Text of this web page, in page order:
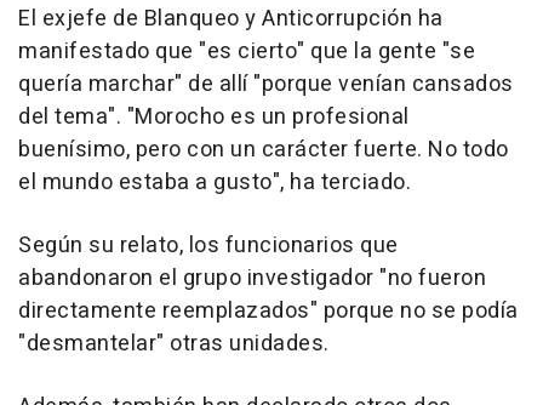
El exjefe de Blanqueo y Anticorrupción ha
manifestado que "es cierto" que la gente "se
quería marchar" de allí "porque venían cansados
del tema". "Morocho es un profesional
buenísimo, pero con un carácter fuerte. No todo
el mundo estaba a gusto", ha terciado.
Según su relato, los funcionarios que
abandonaron el grupo investigador "no fueron
directamente reemplazados" porque no se podía
"desmantelar" otras unidades.